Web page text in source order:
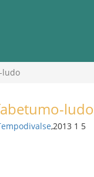
ludo
ludo
,2013 1 5